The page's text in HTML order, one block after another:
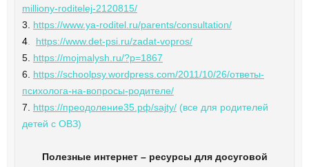
milliony-roditelej-2120815/
3. https://www.ya-roditel.ru/parents/consultation/
4. https://www.det-psi.ru/zadat-vopros/
5. https://mojmalysh.ru/?p=1867
6. https://schoolpsy.wordpress.com/2011/10/26/ответы-
психолога-на-вопросы-родителе/
7. https://преодоление35.рф/sajty/(все для родителей
детей с ОВЗ)
Полезные интернет – ресурсы для досуговой